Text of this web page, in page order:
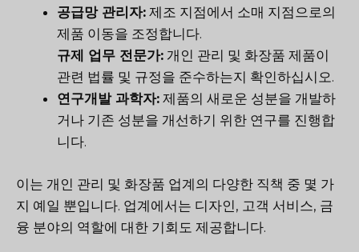
공급망 관리자: 제조 지점에서 소매 지점으로의
제품 이동을 조정합니다.
규제 업무 전문가: 개인 관리 및 화장품 제품이
관련 법률 및 규정을 준수하는지 확인하십시오.
연구개발 과학자: 제품의 새로운 성분을 개발하
거나 기존 성분을 개선하기 위한 연구를 진행합
니다.
이는 개인 관리 및 화장품 업계의 다양한 직책 중 몇 가
지 예일 뿐입니다. 업계에서는 디자인, 고객 서비스, 금
융 분야의 역할에 대한 기회도 제공합니다.